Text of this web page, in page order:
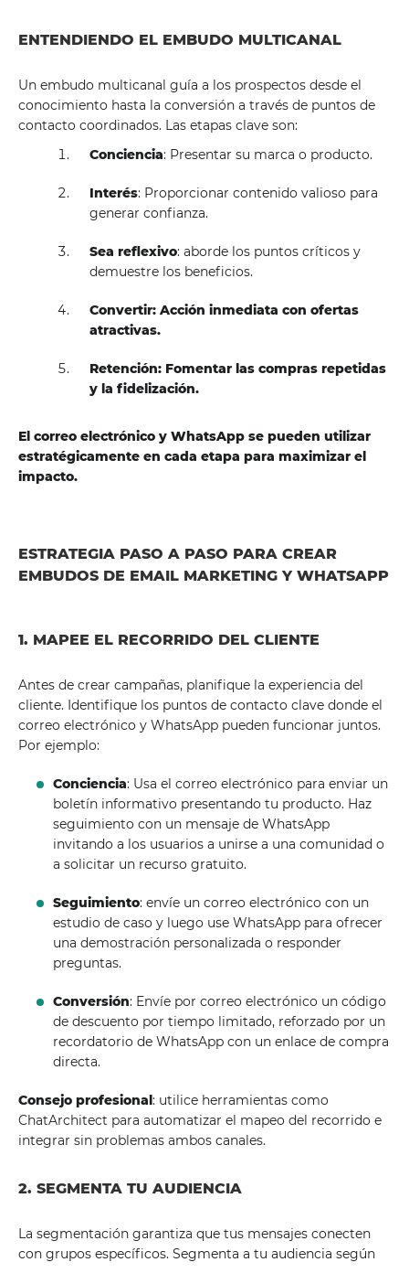
ENTENDIENDO EL EMBUDO MULTICANAL
Un embudo multicanal guía a los prospectos desde el
conocimiento hasta la conversión a través de puntos de
contacto coordinados. Las etapas clave son:
Conciencia: Presentar su marca o producto.
Interés: Proporcionar contenido valioso para
generar confianza.
Sea reflexivo: aborde los puntos críticos y
demuestre los beneficios.
Convertir: Acción inmediata con ofertas
atractivas.
Retención: Fomentar las compras repetidas
y la fidelización.
El correo electrónico y WhatsApp se pueden utilizar
estratégicamente en cada etapa para maximizar el
impacto.
ESTRATEGIA PASO A PASO PARA CREAR
EMBUDOS DE EMAIL MARKETING Y WHATSAPP
1. MAPEE EL RECORRIDO DEL CLIENTE
Antes de crear campañas, planifique la experiencia del
cliente. Identifique los puntos de contacto clave donde el
correo electrónico y WhatsApp pueden funcionar juntos.
Por ejemplo:
Conciencia: Usa el correo electrónico para enviar un
boletín informativo presentando tu producto. Haz
seguimiento con un mensaje de WhatsApp
invitando a los usuarios a unirse a una comunidad o
a solicitar un recurso gratuito.
Seguimiento: envíe un correo electrónico con un
estudio de caso y luego use WhatsApp para ofrecer
una demostración personalizada o responder
preguntas.
Conversión: Envíe por correo electrónico un código
de descuento por tiempo limitado, reforzado por un
recordatorio de WhatsApp con un enlace de compra
directa.
Consejo profesional: utilice herramientas como
ChatArchitect para automatizar el mapeo del recorrido e
integrar sin problemas ambos canales.
2. SEGMENTA TU AUDIENCIA
La segmentación garantiza que tus mensajes conecten
con grupos específicos. Segmenta a tu audiencia según